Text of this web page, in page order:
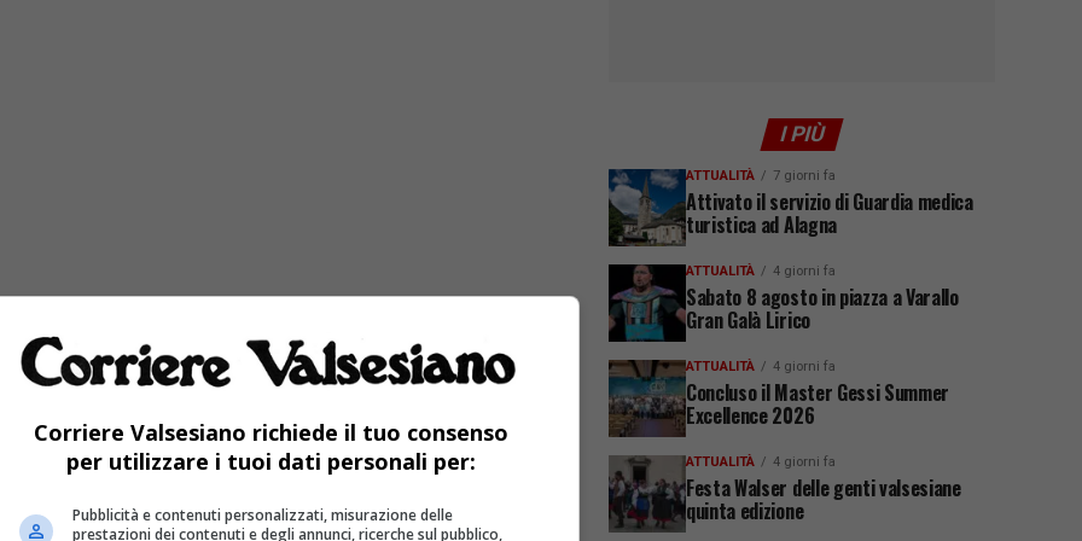
I PIÙ
ATTUALITÀ 7 giorni fa
Attivato il servizio di Guardia medica
turistica ad Alagna
ATTUALITÀ 4 giorni fa
Sabato 8 agosto in piazza a Varallo
Gran Galà Lirico
ATTUALITÀ 4 giorni fa
Concluso il Master Gessi Summer
Excellence 2026
ATTUALITÀ 4 giorni fa
Festa Walser delle genti valsesiane
quinta edizione
Corriere Valsesiano richiede il tuo consenso
per utilizzare i tuoi dati personali per:
Pubblicità e contenuti personalizzati, misurazione delle
prestazioni dei contenuti e degli annunci, ricerche sul pubblico,